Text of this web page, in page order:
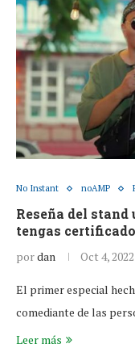
No Instant noAMP
Reseña del
tengas
pordan Oct 4, 2022
El primer especial
comediante de las
Leer más